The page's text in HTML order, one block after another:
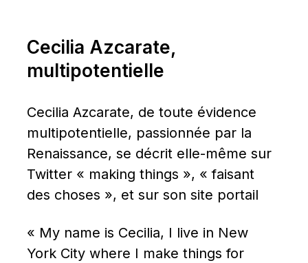
Cecilia Azcarate,
multipotentielle
Cecilia Azcarate, de toute évidence
multipotentielle, passionnée par la
Renaissance, se décrit elle-même sur
Twitter « making things », « faisant
des choses », et sur son site portail
« My name is Cecilia, I live in New
York City where I make things for